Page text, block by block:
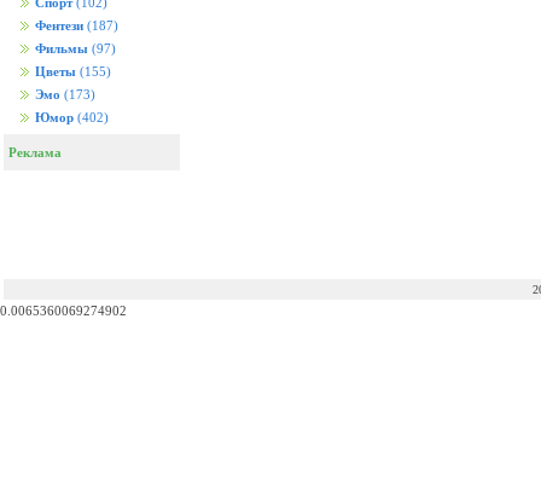
Спорт (102)
Фентези (187)
Фильмы (97)
Цветы (155)
Эмо (173)
Юмор (402)
Реклама
0.0065360069274902